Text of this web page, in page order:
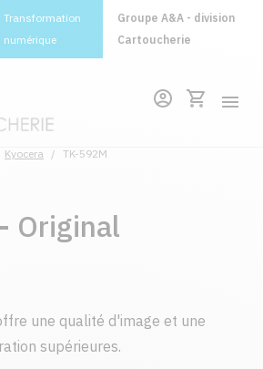
Transformation
numérique
Groupe A&A - division
Cartoucherie
Kyocera / TK-592M
Original
une qualité d'image et une
supérieures.